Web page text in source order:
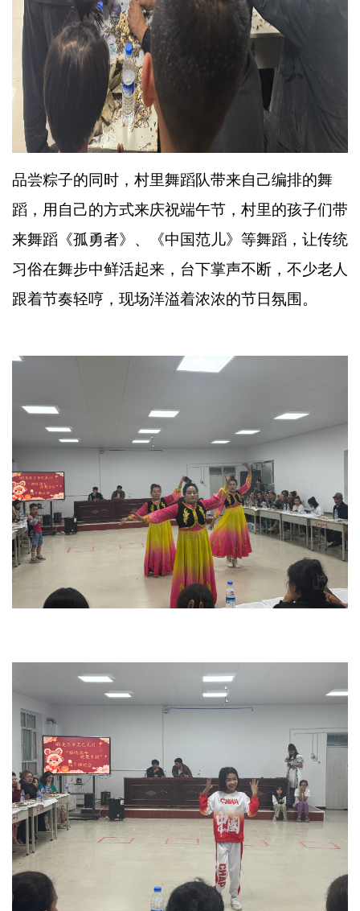
品尝粽子的同时，村里舞蹈队带来自己编排的舞
蹈，用自己的方式来庆祝端午节，村里的孩子们带
来舞蹈《孤勇者》、《中国范儿》等舞蹈，让传统
习俗在舞步中鲜活起来，台下掌声不断，不少老人
跟着节奏轻哼，现场洋溢着浓浓的节日氛围。